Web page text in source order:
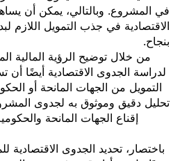
في المشروع. وبالتالي، يمكن أن
الاقتصادية في جذب التمويل اللازم
بنجاح.
من خلال توضيح الرؤية المالية
لدراسة الجدوى الاقتصادية أيضًا
التمويل من الجهات المانحة أو
تحليل دقيق وموثوق به لجدوى
إقناع الجهات المانحة
باختصار، تحديد الجدوى